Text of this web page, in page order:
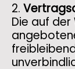
2.
Die auf